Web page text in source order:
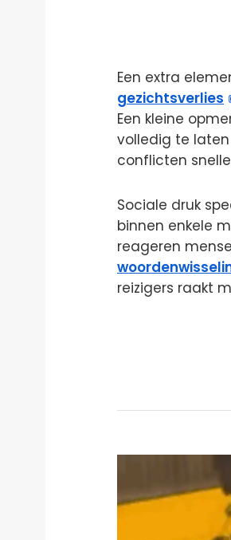
Een extra
gezichtsverlies
Een kleine
volledig te
conflicten
Sociale druk
binnen enkele
reageren
reizigers raakt